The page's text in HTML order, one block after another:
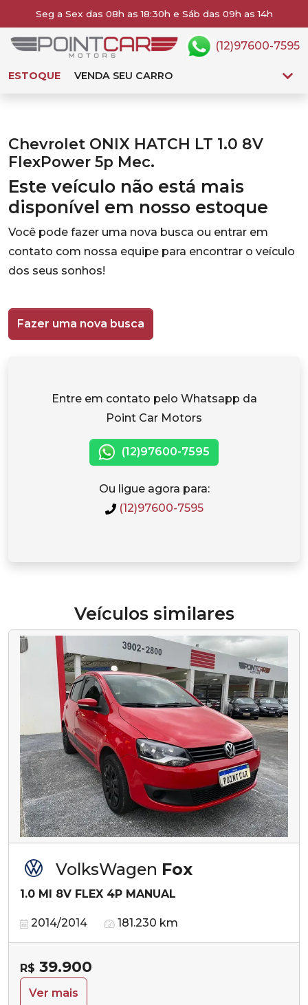
Seg a Sex das 08h as 18:30h e Sáb das 09h as 14h
ESTOQUE VENDA SEU CARRO
(12)97600-7595
Chevrolet ONIX HATCH LT 1.0 8V
FlexPower 5p Mec.
Este veículo não está mais
disponível em nosso estoque
Você pode fazer uma nova busca ou entrar em
contato com nossa equipe para encontrar o veículo
dos seus sonhos!
Fazer uma nova busca
Entre em contato pelo Whatsapp da
Point Car Motors
(12)97600-7595
Ou ligue agora para:
(12)97600-7595
Veículos similares
VolksWagen Fox
1.0 MI 8V FLEX 4P MANUAL
2014/2014 181.230 km
R$ 39.900
Ver mais